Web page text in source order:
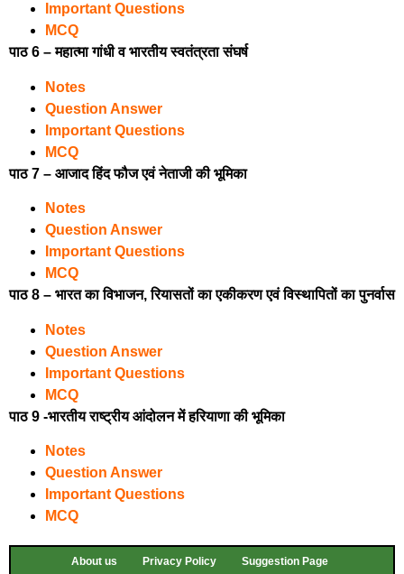
Important Questions
MCQ
पाठ 6 – महात्मा गांधी व भारतीय स्वतंत्रता संघर्ष
Notes
Question Answer
Important Questions
MCQ
पाठ 7 – आजाद हिंद फौज एवं नेताजी की भूमिका
Notes
Question Answer
Important Questions
MCQ
पाठ 8 – भारत का विभाजन, रियासतों का एकीकरण एवं विस्थापितों का पुनर्वास
Notes
Question Answer
Important Questions
MCQ
पाठ 9 -भारतीय राष्ट्रीय आंदोलन में हरियाणा की भूमिका
Notes
Question Answer
Important Questions
MCQ
About us Privacy Policy Suggestion Page